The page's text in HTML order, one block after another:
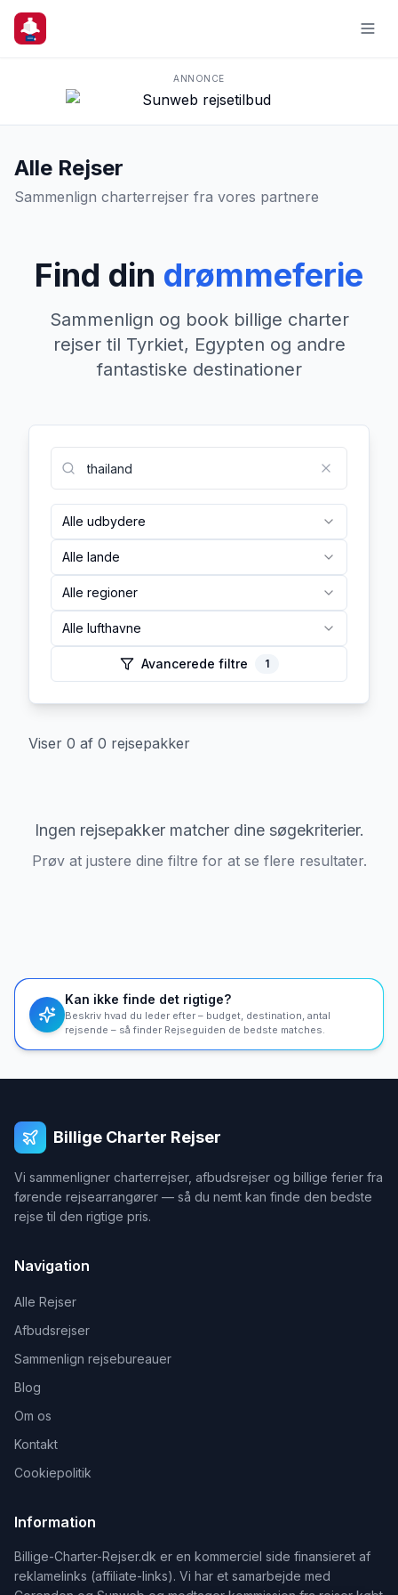
ANNONCE
Alle Rejser
Sammenlign charterrejser fra vores partnere
Find din drømmeferie
Sammenlign og book billige charter
rejser til Tyrkiet, Egypten og andre
fantastiske destinationer
Alle udbydere
Alle lande
Alle regioner
Alle lufthavne
Avancerede filtre 1
Viser 0 af 0 rejsepakker
Ingen rejsepakker matcher dine søgekriterier.
Prøv at justere dine filtre for at se flere resultater.
Kan ikke finde det rigtige?
Beskriv hvad du leder efter – budget, destination, antal
rejsende – så finder Rejseguiden de bedste matches.
Billige Charter Rejser
Vi sammenligner charterrejser, afbudsrejser og billige ferier fra
førende rejsearrangører — så du nemt kan finde den bedste
rejse til den rigtige pris.
Navigation
Alle Rejser
Afbudsrejser
Sammenlign rejsebureauer
Blog
Om os
Kontakt
Cookiepolitik
Information
Billige-Charter-Rejser.dk er en kommerciel side finansieret af
reklamelinks (affiliate-links). Vi har et samarbejde med